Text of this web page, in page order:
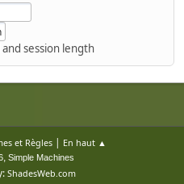
session length
et Règles| En haut ▲
, Simple Machines
ShadesWeb.com